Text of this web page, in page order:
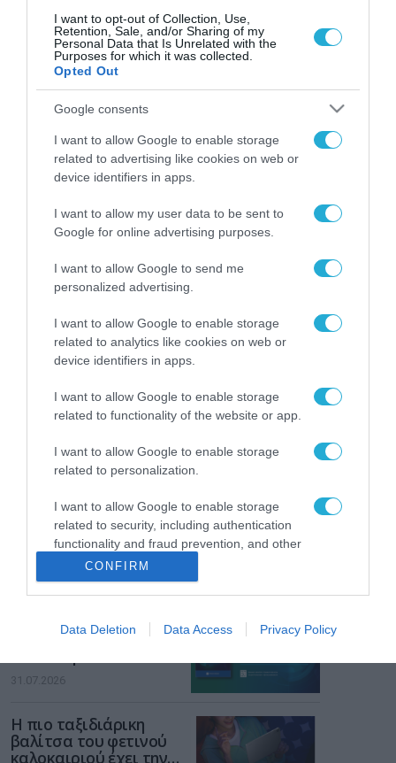
I want to opt-out of Collection, Use,
Retention, Sale, and/or Sharing of my
Personal Data that Is Unrelated with the
Purposes for which it was collected.
Opted Out
Google consents
I want to allow Google to enable storage
related to advertising like cookies on web or
device identifiers in apps.
I want to allow my user data to be sent to
Google for online advertising purposes.
I want to allow Google to send me
personalized advertising.
I want to allow Google to enable storage
related to analytics like cookies on web or
device identifiers in apps.
I want to allow Google to enable storage
related to functionality of the website or app.
I want to allow Google to enable storage
related to personalization.
I want to allow Google to enable storage
related to security, including authentication
functionality and fraud prevention, and other
user protection.
CONFIRM
Data Deletion Data Access Privacy Policy
ΡΟΗ ΕΙΔΗΣΕΩΝ
Το χρηματοδοτούμενο
από την ΕΕ έργο “The
Gaming Police”
ενισχύει την ασφάλεια
των παιδιών στο
διαδίκτυο
ΑΑΔΕ: Διευκρινίσεις
παραβάσεις που
αφορούν τους ΦΗΜ
Σ. Καλαφάτης: «Η
Τεχνητή Νοημοσύνη
δεν είναι απλώς μια
νέα τεχνολογία, είναι
μια νέα βιομηχανική
31.07.2026
Νέος οδηγός του ΕΚΤ
για τη χρηματοδότηση
επιχειρήσεων στον
χώρο της άμυνας
31.07.2026
Η πιο ταξιδιάρικη
βαλίτσα του φετινού
καλοκαιριού έχει την